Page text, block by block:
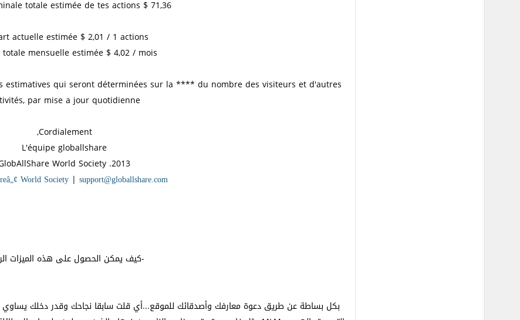
totale estimée de tes actions $ 71,36
actuelle estimée $ 2,01 / 1 actions
mensuelle estimée $ 4,02 / mois
estimatives qui seront déterminées sur la **** du nombre des visiteurs et d'autres
par mise a jour quotidienne.
Cordialement,
L'équipe globallshare
2013. GlobAllShare World Society
World Society | support@globallshare.com
-كيف يمكن الحصول على هذه الميزات
بكل بساطة عن طريق دعوة معارفك وأصدقائك للموقع...أي قلت سابقا نجاحك وقدر دخلك